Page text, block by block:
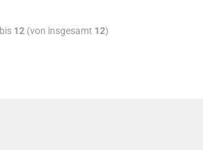
bis 12(von insgesamt 12)